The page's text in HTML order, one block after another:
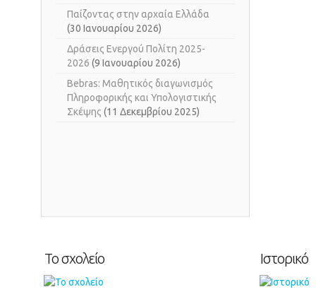
Παίζοντας στην αρχαία Ελλάδα
(30 Ιανουαρίου 2026)
Δράσεις Ενεργού Πολίτη 2025-
2026 (9 Ιανουαρίου 2026)
Bebras: Μαθητικός διαγωνισμός
Πληροφορικής και Υπολογιστικής
Σκέψης (11 Δεκεμβρίου 2025)
Το σχολείο Ιστορικό